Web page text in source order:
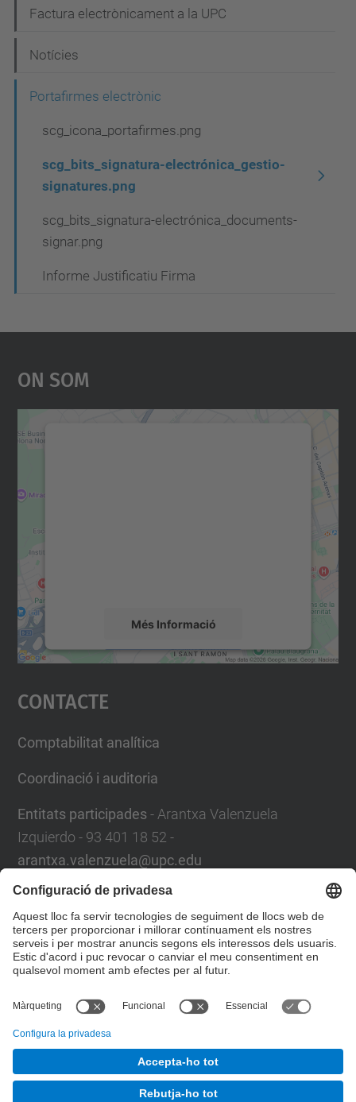
i
ó
Factura electrònicament a la UPC
Notícies
Portafirmes electrònic
scg_icona_portafirmes.png
scg_bits_signatura-electrónica_gestio-
signatures.png
scg_bits_signatura-electrónica_documents-
signar.png
Informe Justificatiu Firma
On Som
Més Informació
Accepta
powered by
Contacte
Comptabilitat analítica
Coordinació i auditoria
Entitats participades - Arantxa Valenzuela
Izquierdo - 93 401 18 52 -
arantxa.valenzuela@upc.edu
Servei de Control de Gestió
Plaça Eusebi Güell,6.08034 Barcelona
Campus Nord. Edifici VX, 1a planta
Formulari de contacte
Servei de Control de Gestió. SCG